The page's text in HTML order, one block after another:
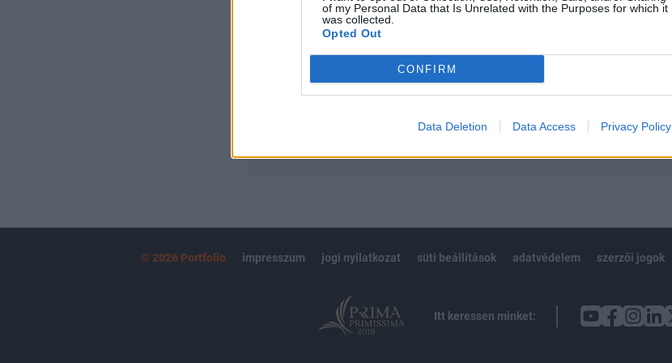
of my Personal Data that Is Unrelated with the Purposes for which it
was collected.
Opted Out
CONFIRM
Data Deletion Data Access Privacy Policy
Portfolio.hu teljes cikkarchívum
Kötéslisták: BÉT elmúlt 2 év napon belüli
© 2026 Portfolio impresszum jogi nyilatkozat süti beállítások adatvédelem szerzői jogok
Itt keressen minket: